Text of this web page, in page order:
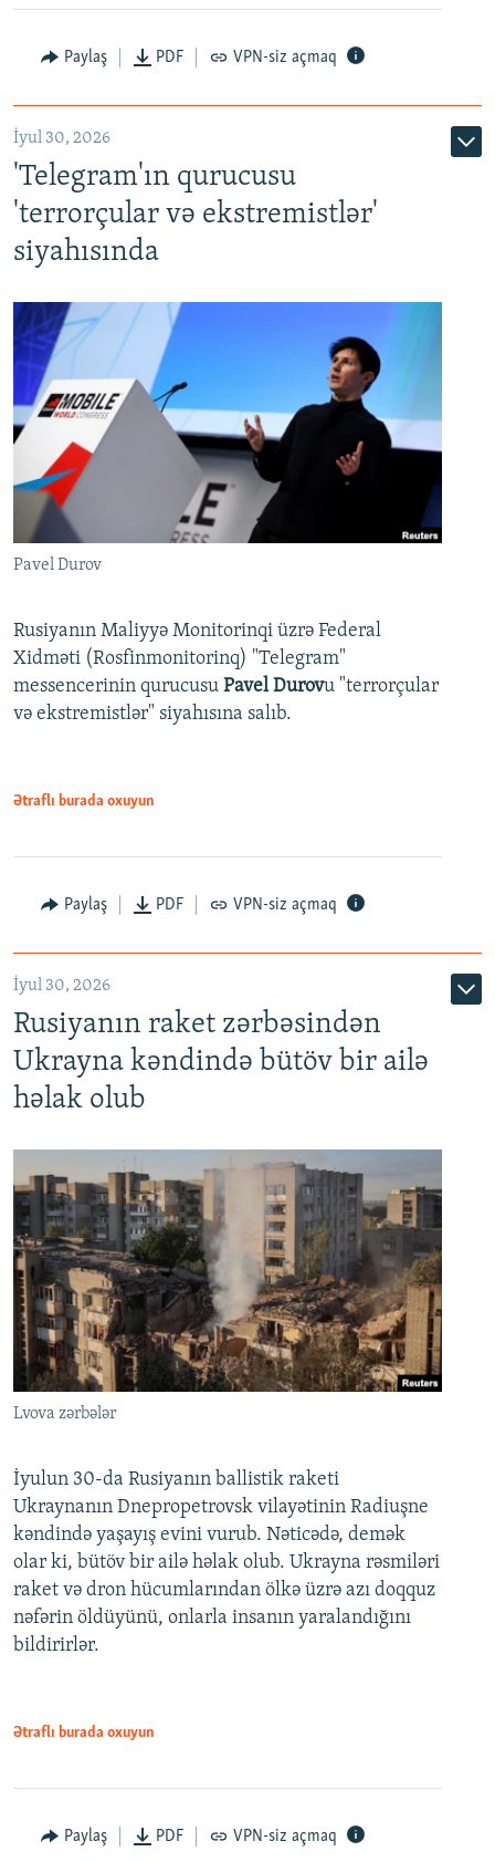
Paylaş PDF VPN-siz açmaq
İyul 30, 2026
'Telegram'ın qurucusu
'terrorçular və ekstremistlər'
siyahısında
Pavel Durov
Rusiyanın Maliyyə Monitorinqi üzrə Federal
Xidməti (Rosfinmonitorinq) "Telegram"
messencerinin qurucusu Pavel Durovu "terrorçular
və ekstremistlər" siyahısına salıb.
Ətraflı burada oxuyun
Paylaş PDF VPN-siz açmaq
İyul 30, 2026
Rusiyanın raket zərbəsindən
Ukrayna kəndində bütöv bir ailə
həlak olub
Lvova zərbələr
İyulun 30-da Rusiyanın ballistik raketi
Ukraynanın Dnepropetrovsk vilayətinin Radiuşne
kəndində yaşayış evini vurub. Nəticədə, demək
olar ki, bütöv bir ailə həlak olub. Ukrayna rəsmiləri
raket və dron hücumlarından ölkə üzrə azı doqquz
nəfərin öldüyünü, onlarla insanın yaralandığını
bildirirlər.
Ətraflı burada oxuyun
Paylaş PDF VPN-siz açmaq